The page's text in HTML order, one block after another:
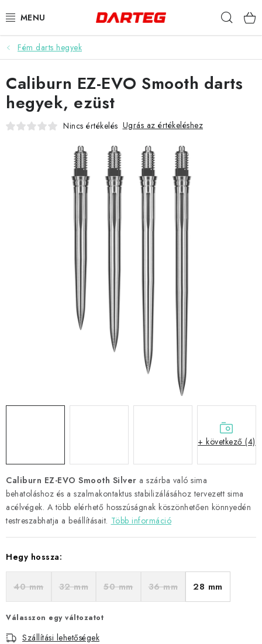
tartalomhoz
DARTS
DARTS TÁBLÁK
TARTOZÉKOK A TÁBLÁKHOZ
Fém darts hegyek
Caliburn EZ-EVO Smooth Silver a szárba való sima
behatoláshoz és a szalmakontaktus stabilizálásához tervezett sima
acélvégek. A több elérhető hosszúságnak köszönhetően könnyedén
testreszabhatja a beállításait. Több információ
Hegy hossza:
40 mm 32 mm 50 mm 36 mm 28 mm
Válasszon egy változatot
Szállítási lehetőségek
Caliburn EZ-EVO Smooth darts
hegyek, ezüst
Nincs értékelés Ugrás az értékeléshez
+ következő (4)